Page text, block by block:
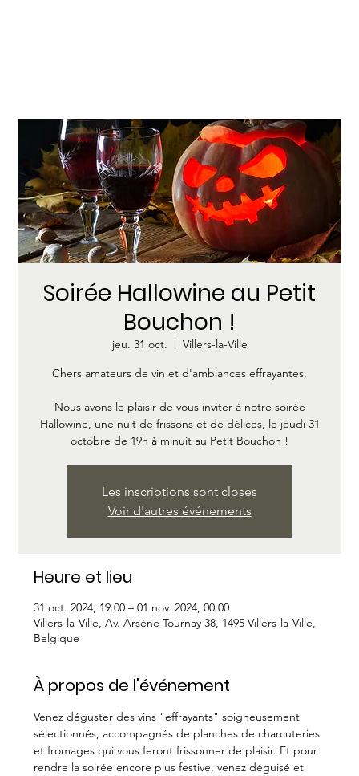
Soirée Hallowine au Petit
Bouchon !
jeu. 31 oct.
  |
Villers-la-Ville
Chers amateurs de vin et d'ambiances effrayantes,
Nous avons le plaisir de vous inviter à notre soirée
Hallowine, une nuit de frissons et de délices, le jeudi 31
octobre de 19h à minuit au Petit Bouchon !
Les inscriptions sont closes
Voir d'autres événements
Heure et lieu
31 oct. 2024, 19:00 – 01 nov. 2024, 00:00
Villers-la-Ville, Av. Arsène Tournay 38, 1495 Villers-la-Ville,
Belgique
À propos de l'événement
Venez déguster des vins "effrayants" soigneusement
sélectionnés, accompagnés de planches de charcuteries
et fromages qui vous feront frissonner de plaisir. Et pour
rendre la soirée encore plus festive, venez déguisé et